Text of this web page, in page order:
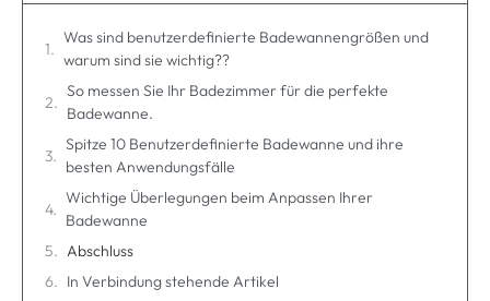
Was sind benutzerdefinierte Badewannengrößen und
warum sind sie wichtig??
So messen Sie Ihr Badezimmer für die perfekte
Badewanne.
Spitze 10 Benutzerdefinierte Badewanne und ihre
besten Anwendungsfälle
Wichtige Überlegungen beim Anpassen Ihrer
Badewanne
Abschluss
In Verbindung stehende Artikel